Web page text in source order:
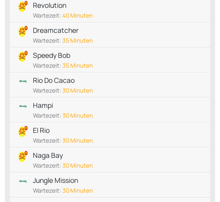
Revolution
Wartezeit:40 Minuten
Dreamcatcher
Wartezeit:35 Minuten
Speedy Bob
Wartezeit:35 Minuten
Rio Do Cacao
Wartezeit:30 Minuten
Hampi
Wartezeit:30 Minuten
El Rio
Wartezeit:30 Minuten
Naga Bay
Wartezeit:30 Minuten
Jungle Mission
Wartezeit:30 Minuten